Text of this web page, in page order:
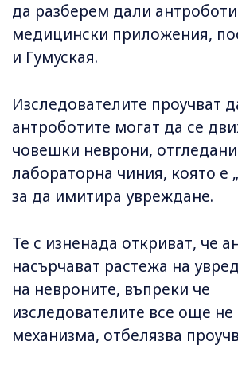
да разберем дали
медицински приложения,
и Гумуская.
Изследователите проучват
антроботите могат да се
човешки неврони,
лабораторна чиния, която е
за да имитира увреждане.
Те с изненада откриват, че
насърчават растежа на
на невроните, въпреки че
изследователите все още не
механизма, отбелязва